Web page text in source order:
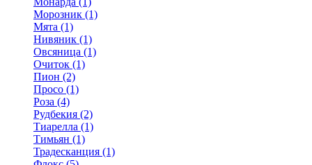
Морозник (1)
Мята (1)
Нивяник (1)
Овсяница (1)
Очиток (1)
Пион (2)
Просо (1)
Роза (4)
Рудбекия (2)
Тиарелла (1)
Тимьян (1)
Традесканция (1)